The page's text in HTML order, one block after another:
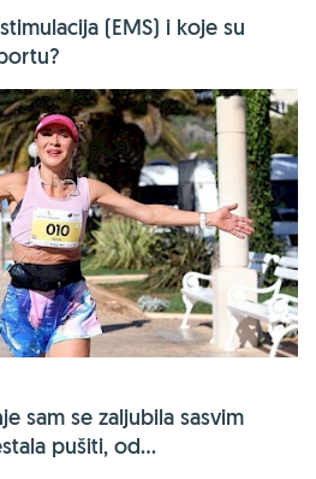
(EMS) i koje su
sam se zaljubila sasvim
pušiti, od...